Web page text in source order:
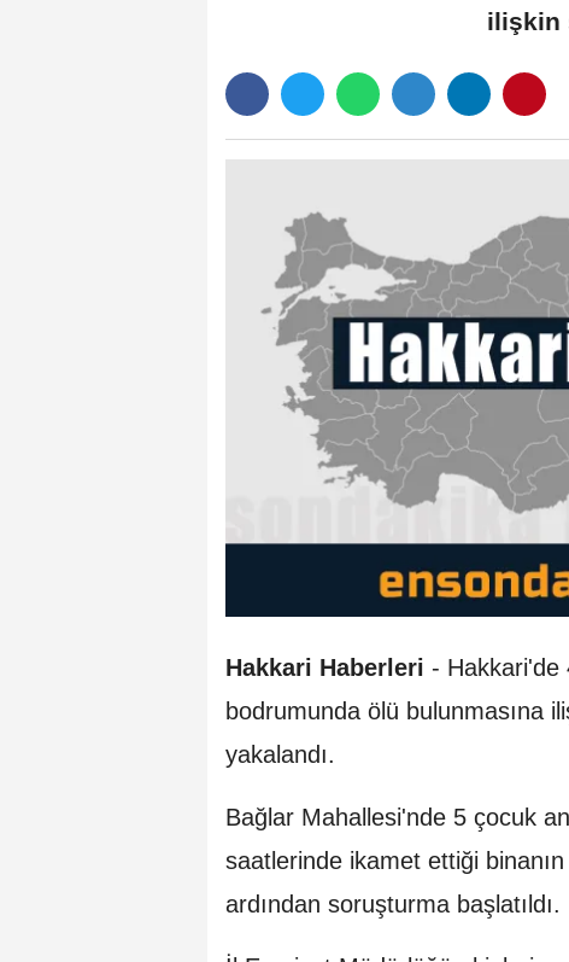
ilişkin
Hakkari Haberleri - Hakkari'de
bodrumunda ölü bulunmasına
yakalandı.
Bağlar Mahallesi'nde 5 çocuk
saatlerinde ikamet ettiği binanın
ardından soruşturma başlatıldı.